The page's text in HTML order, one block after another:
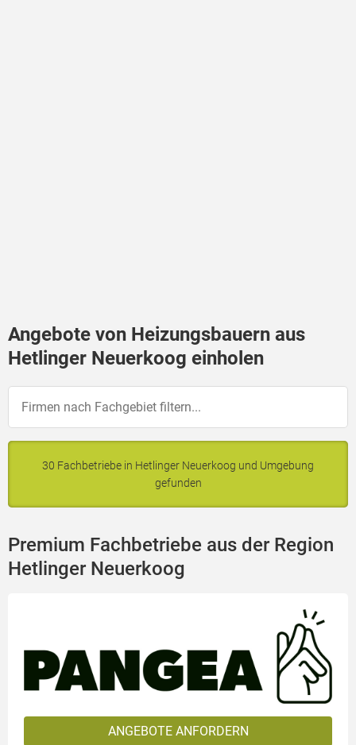
Angebote von Heizungsbauern aus
Hetlinger Neuerkoog einholen
30 Fachbetriebe in Hetlinger Neuerkoog und Umgebung
gefunden
Premium Fachbetriebe aus der Region
Hetlinger Neuerkoog
ANGEBOTE ANFORDERN